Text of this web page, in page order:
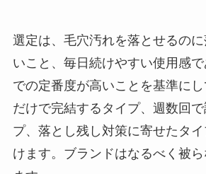
選定は、毛穴汚れを落とせるのに
いこと、毎日続けやすい使用感
での定番度が高いことを基準に
だけで完結するタイプ、週数回
プ、落とし残し対策に寄せたタ
けます。ブランドはなるべく被